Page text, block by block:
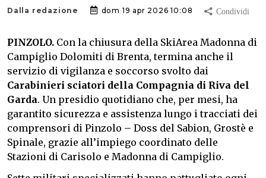
Dalla redazione dom 19 apr 2026 10:08
PINZOLO. Con la chiusura della SkiArea Madonna di
Campiglio Dolomiti di Brenta, termina anche il
servizio di vigilanza e soccorso svolto dai
Carabinieri sciatori della Compagnia di Riva del
Garda. Un presidio quotidiano che, per mesi, ha
garantito sicurezza e assistenza lungo i tracciati dei
comprensori di Pinzolo – Doss del Sabion, Grostè e
Spinale, grazie all’impiego coordinato delle
Stazioni di Carisolo e Madonna di Campiglio.